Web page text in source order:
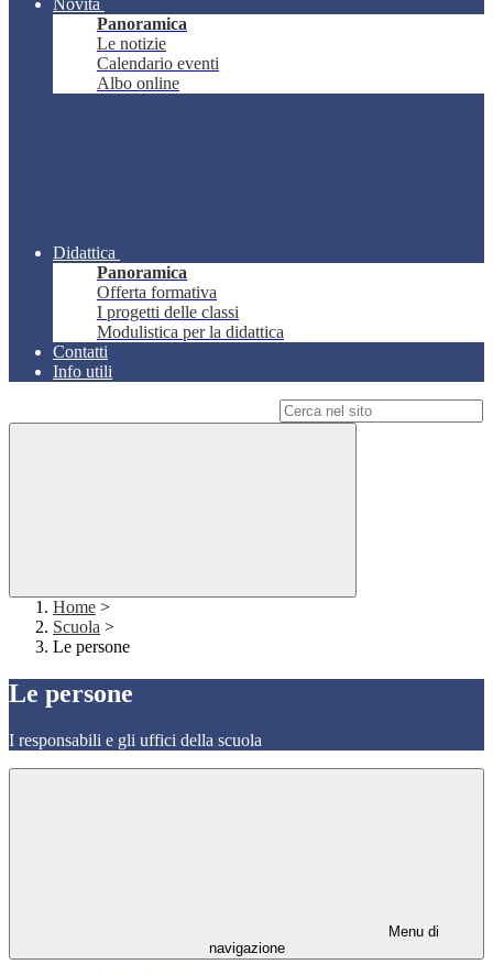
Novità
Panoramica
Le notizie
Calendario eventi
Albo online
Didattica
Panoramica
Offerta formativa
I progetti delle classi
Modulistica per la didattica
Contatti
Info utili
Home >
Scuola >
Le persone
Le persone
I responsabili e gli uffici della scuola
Menu di
navigazione